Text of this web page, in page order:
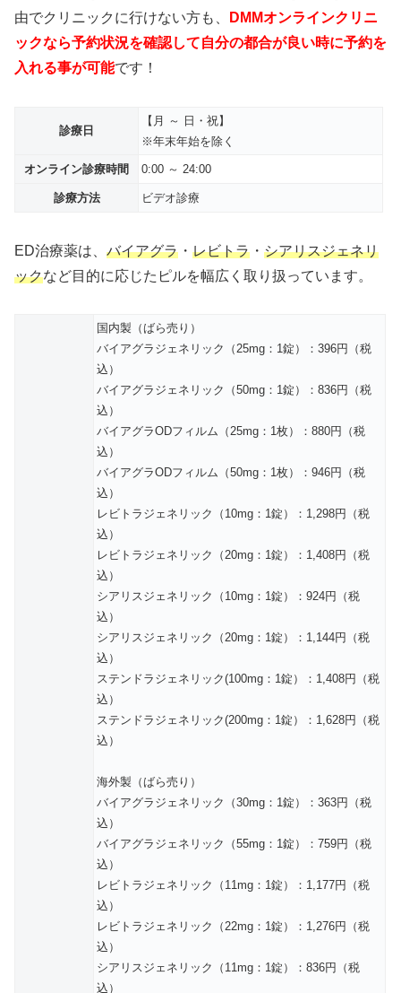
由でクリニックに行けない方も、
DMMオンラインクリニ
ックなら予約状況を確認して自分の都合が良い時に予約を
入れる事が可能です！
診療日
【月 ～ 日・祝】
※年末年始を除く
オンライン診療時間 0:00 ～ 24:00
診療方法 ビデオ診療
ED治療薬は、 バイアグラ ・ レビトラ ・ シアリスジェネリ
ックなど目的に応じたピルを幅広く取り扱っています。
国内製（ばら売り）
バイアグラジェネリック（25mg：1錠）：396円（税
込）
バイアグラジェネリック（50mg：1錠）：836円（税
込）
バイアグラODフィルム（25mg：1枚）：880円（税
込）
バイアグラODフィルム（50mg：1枚）：946円（税
込）
レビトラジェネリック（10mg：1錠）：1,298円（税
込）
レビトラジェネリック（20mg：1錠）：1,408円（税
込）
シアリスジェネリック（10mg：1錠）：924円（税
込）
シアリスジェネリック（20mg：1錠）：1,144円（税
込）
ステンドラジェネリック(100mg：1錠）：1,408円（税
込）
ステンドラジェネリック(200mg：1錠）：1,628円（税
込）
海外製（ばら売り）
バイアグラジェネリック（30mg：1錠）：363円（税
込）
バイアグラジェネリック（55mg：1錠）：759円（税
込）
レビトラジェネリック（11mg：1錠）：1,177円（税
込）
レビトラジェネリック（22mg：1錠）：1,276円（税
込）
シアリスジェネリック（11mg：1錠）：836円（税
込）